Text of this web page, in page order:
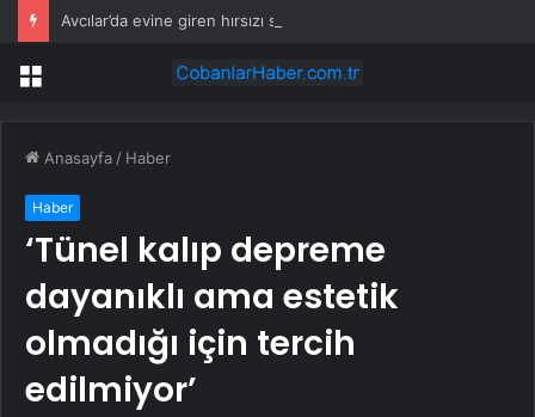
Avcılar’da evine giren hırsızı suçüstü yakaladı
Menü
Anasayfa / Haber
Haber
‘Tünel kalıp depreme
dayanıklı ama estetik
olmadığı için tercih
edilmiyor’